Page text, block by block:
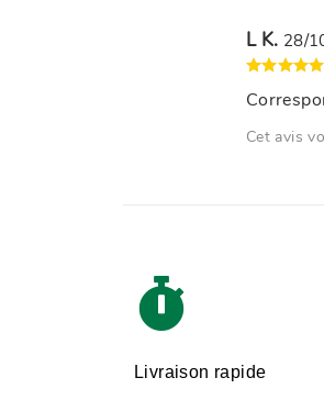
L K. 28/
Cet avis
Livraison rapide